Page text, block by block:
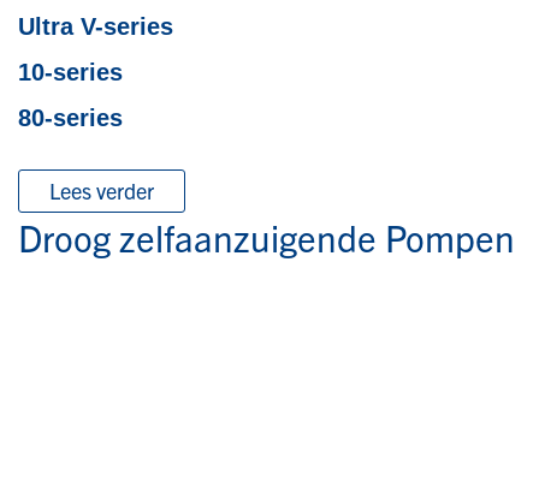
Ultra V-series
10-series
80-series
Lees verder
Droog zelfaanzuigende Pompen